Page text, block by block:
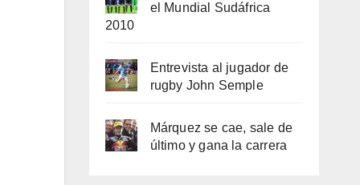
el Mundial Sudáfrica
2010
Entrevista al jugador de
rugby John Semple
Márquez se cae, sale de
último y gana la carrera